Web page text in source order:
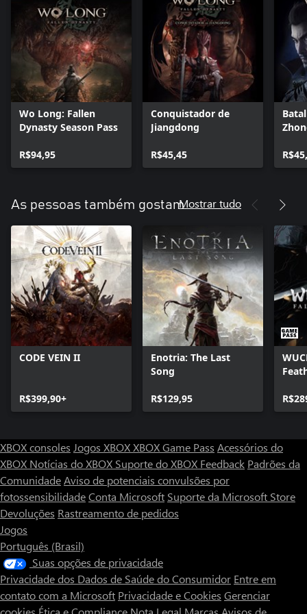
Wo Long: Fallen
Dynasty Season Pass
R$94,95
Conquistador de
Jiangdong
R$45,45
As pessoas também gostamMostrar tudo
CODE VEIN II
R$399,90+
Enotria: The Last
Song
R$129,95
XBOX consoles Jogos XBOXXBOX Game Pass Acessórios do
XBOX Notícias do XBOX Suporte do XBOX Feedback Padrões da
ComunidadeAviso de potenciais convulsões por
fotossensibilidadeConta Microsoft Suporte da Microsoft Store
Devoluções Rastreamento de pedidos
Jogos
Português (Brasil)
Suas opções de privacidade
Privacidade dos Dados de Saúde do Consumidor Entre em
contato com a Microsoft Privacidade e Cookies Gerenciar